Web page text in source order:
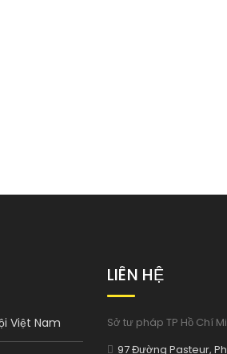
Việt Nam
LIÊN HỆ
Sở tư pháp TP Hồ Chí
97 Đường Pasteur,